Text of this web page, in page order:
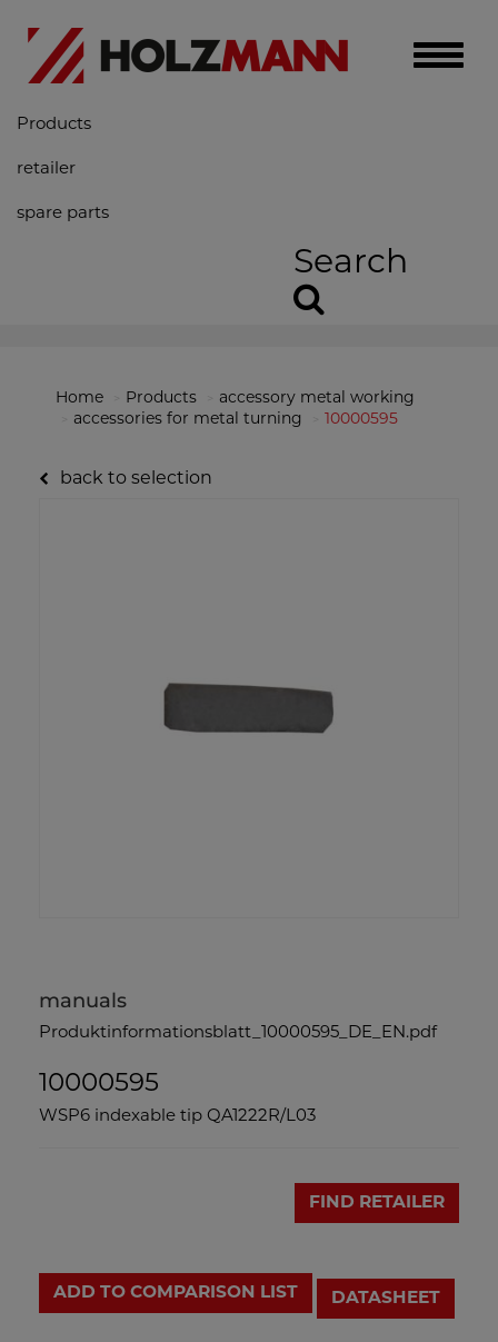
Toggle
Products
retailer
spare parts
Search
Home Products
accessory metal working
accessories for metal turning
10000595
back to selection
manuals
Produktinformationsblatt_10000595_DE_EN.pdf
10000595
WSP6 indexable tip QA1222R/L03
FIND RETAILER
ADD TO COMPARISON LIST DATASHEET